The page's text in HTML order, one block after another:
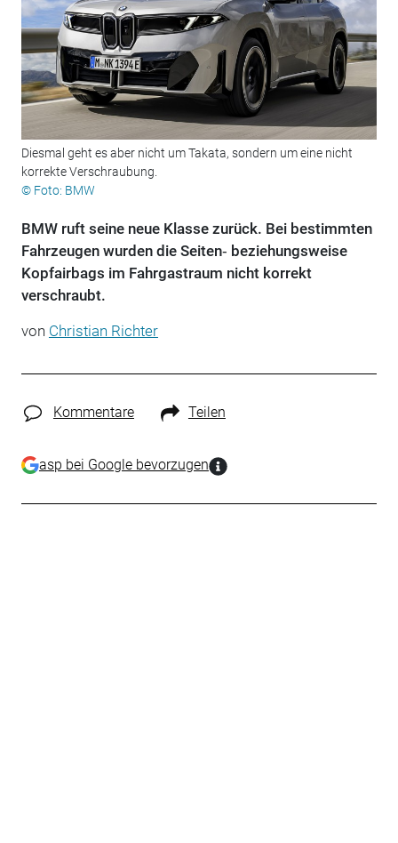
Diesmal geht es aber nicht um Takata, sondern um eine nicht
korrekte Verschraubung.
© Foto: BMW
BMW ruft seine neue Klasse zurück. Bei bestimmten
Fahrzeugen wurden die Seiten‑ beziehungsweise
Kopfairbags im Fahrgastraum nicht korrekt
verschraubt.
von Christian Richter
Kommentare Teilen
asp bei Google bevorzugen